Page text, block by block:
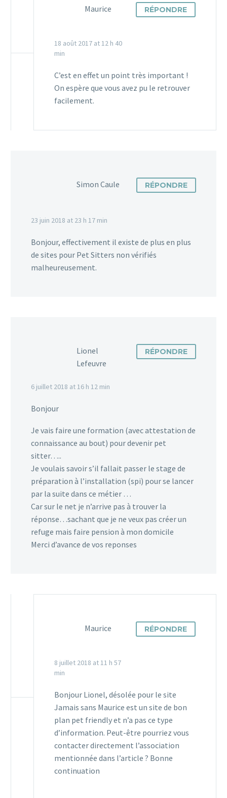
Maurice
18 août 2017 at 12 h 40
min
RÉPONDRE
C’est en effet un point très important !
On espère que vous avez pu le retrouver
facilement.
Simon Caule
23 juin 2018 at 23 h 17 min
RÉPONDRE
Bonjour, effectivement il existe de plus en plus
de sites pour Pet Sitters non vérifiés
malheureusement.
Lionel
Lefeuvre
6 juillet 2018 at 16 h 12 min
RÉPONDRE
Bonjour
Je vais faire une formation (avec attestation de
connaissance au bout) pour devenir pet
sitter…..
Je voulais savoir s’il fallait passer le stage de
préparation à l’installation (spi) pour se lancer
par la suite dans ce métier …
Car sur le net je n’arrive pas à trouver la
réponse…sachant que je ne veux pas créer un
refuge mais faire pension à mon domicile
Merci d’avance de vos reponses
Maurice
8 juillet 2018 at 11 h 57
min
RÉPONDRE
Bonjour Lionel, désolée pour le site
Jamais sans Maurice est un site de bon
plan pet friendly et n’a pas ce type
d’information. Peut-être pourriez vous
contacter directement l’association
mentionnée dans l’article ? Bonne
continuation